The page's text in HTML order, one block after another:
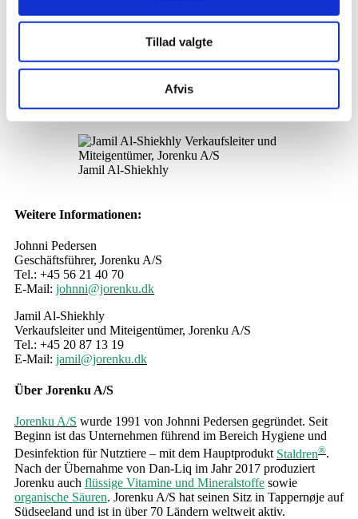
Tillad valgte
Afvis
Neben seiner Rolle in der Geschäftsführung und im Vorstand
bleibt Jamil Al-Shiekhly weiterhin Verkaufsleiter – für die
Jamil Al-Shiekhly
Weitere Informationen:
Johnni Pedersen
Geschäftsführer, Jorenku A/S
Tel.: +45 56 21 40 70
E-Mail: johnni@jorenku.dk
Jamil Al-Shiekhly
Verkaufsleiter und Miteigentümer, Jorenku A/S
Tel.: +45 20 87 13 19
E-Mail: jamil@jorenku.dk
Über Jorenku A/S
Jorenku A/S wurde 1991 von Johnni Pedersen gegründet. Seit
Beginn ist das Unternehmen führend im Bereich Hygiene und
Desinfektion für Nutztiere – mit dem Hauptprodukt Staldren®.
Nach der Übernahme von Dan-Liq im Jahr 2017 produziert
Jorenku auch flüssige Vitamine und Mineralstoffe sowie
organische Säuren. Jorenku A/S hat seinen Sitz in Tappernøje auf
Südseeland und ist in über 70 Ländern weltweit aktiv.